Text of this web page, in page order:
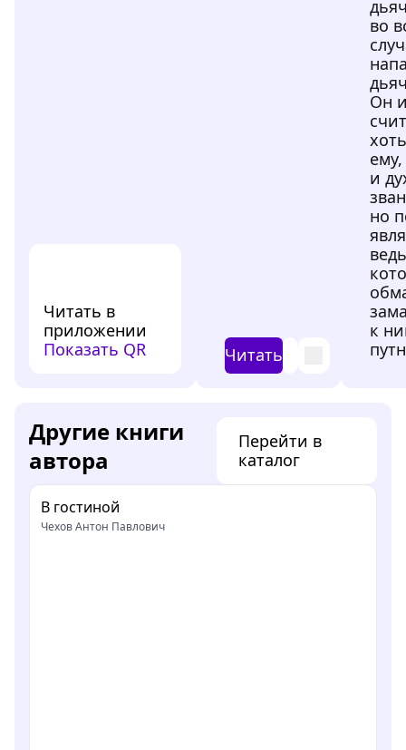
Читать в
приложении
Показать QR
Читать
во
Он
и
но
к
Другие книги
автора
Перейти в
каталог
В гостиной
Чехов Антон Павлович